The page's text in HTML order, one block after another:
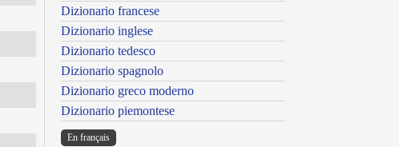
Dizionario francese
Dizionario inglese
Dizionario tedesco
Dizionario spagnolo
Dizionario greco moderno
Dizionario piemontese
En français